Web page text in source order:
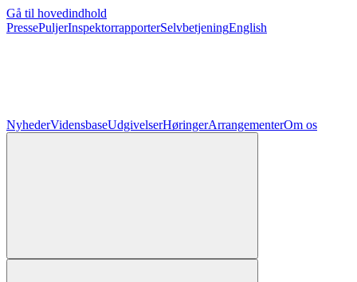
Gå til hovedindhold
PressePuljerInspektorrapporterSelvbetjeningEnglish
NyhederVidensbaseUdgivelserHøringerArrangementerOm os